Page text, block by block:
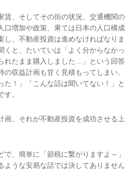
賃、そしてその街の状況、交通機関の
増加や政策、果ては日本の人口構成
し、不動産投資は進めなければなりま
くと、たいていは「よく分からなかっ
れたまま購入しました…」という回答
収益計画も甘く見積もってしまい、
た！」「こんな話は聞いてない！」と
。
画、それが不動産投資を成功させる上
、簡単に「節税に繋がりますよ～」
ような安易な話では決してありません